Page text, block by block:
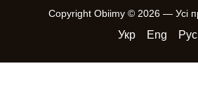
Copyright Obiimy © 2026 — Усі
Укр Eng Рус